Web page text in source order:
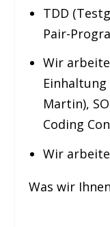
TDD
Pair-
Wir
Einhaltung
Martin),
Coding
Wir
Was wir